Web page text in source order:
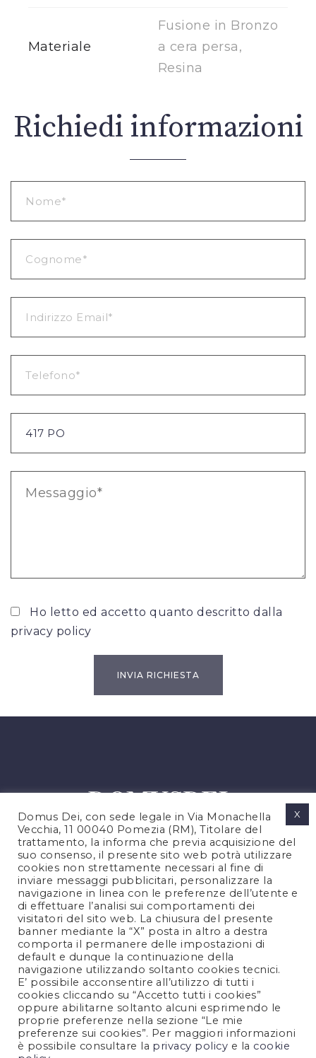
Materiale
Fusione in Bronzo
a cera persa,
Resina
Richiedi informazioni
Ho letto ed accetto quanto descritto dalla
privacy policy
PRIVACY POLICY
COOKIES POLICY
NOTE LEGALI
CONTATTACI
FOLLOW US
Domus Dei, con sede legale in Via Monachella
Vecchia, 11 00040 Pomezia (RM), Titolare del
trattamento, la informa che previa acquisizione del
suo consenso, il presente sito web potrà utilizzare
cookies non strettamente necessari al fine di
inviare messaggi pubblicitari, personalizzare la
navigazione in linea con le preferenze dell’utente e
di effettuare l’analisi sui comportamenti dei
visitatori del sito web. La chiusura del presente
banner mediante la “X” posta in altro a destra
comporta il permanere delle impostazioni di
default e dunque la continuazione della
navigazione utilizzando soltanto cookies tecnici.
E’ possibile acconsentire all’utilizzo di tutti i
cookies cliccando su “Accetto tutti i cookies”
oppure abilitarne soltanto alcuni esprimendo le
proprie preferenze nella sezione “Le mie
preferenze sui cookies”. Per maggiori informazioni
è possibile consultare la privacy policy e la cookie
X